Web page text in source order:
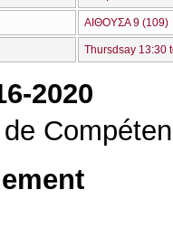
ΑΙΘΟΥΣΑ 9 (109)
Thursdsay 13:30
2020